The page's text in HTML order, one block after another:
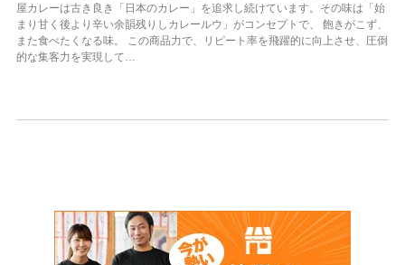
屋カレーは古き良き「日本のカレー」を追求し続けています。その味は「始
まり甘く後より辛い余韻残りしカレールウ」がコンセプトで、 飽きがこず、
また食べたくなる味。 この商品力で、リピート率を飛躍的に向上させ、圧倒
的な集客力を実現して…